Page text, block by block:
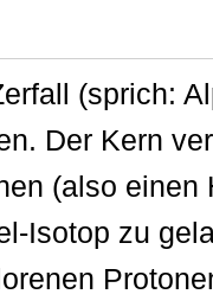
(sprich:
Der Kern
(also einen
Isotop zu